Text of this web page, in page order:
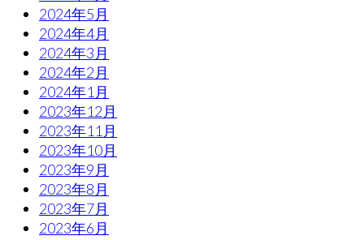
2024年5月
2024年4月
2024年3月
2024年2月
2024年1月
2023年12月
2023年11月
2023年10月
2023年9月
2023年8月
2023年7月
2023年6月